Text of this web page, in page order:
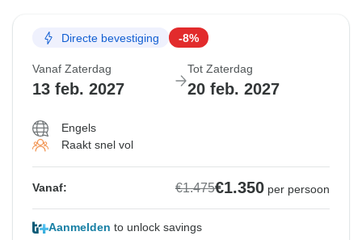
Directe bevestiging -8%
Vanaf Zaterdag
13 feb. 2027
Tot Zaterdag
20 feb. 2027
Engels
Raakt snel vol
Vanaf: €1.475€1.350 per persoon
Aanmelden to unlock savings